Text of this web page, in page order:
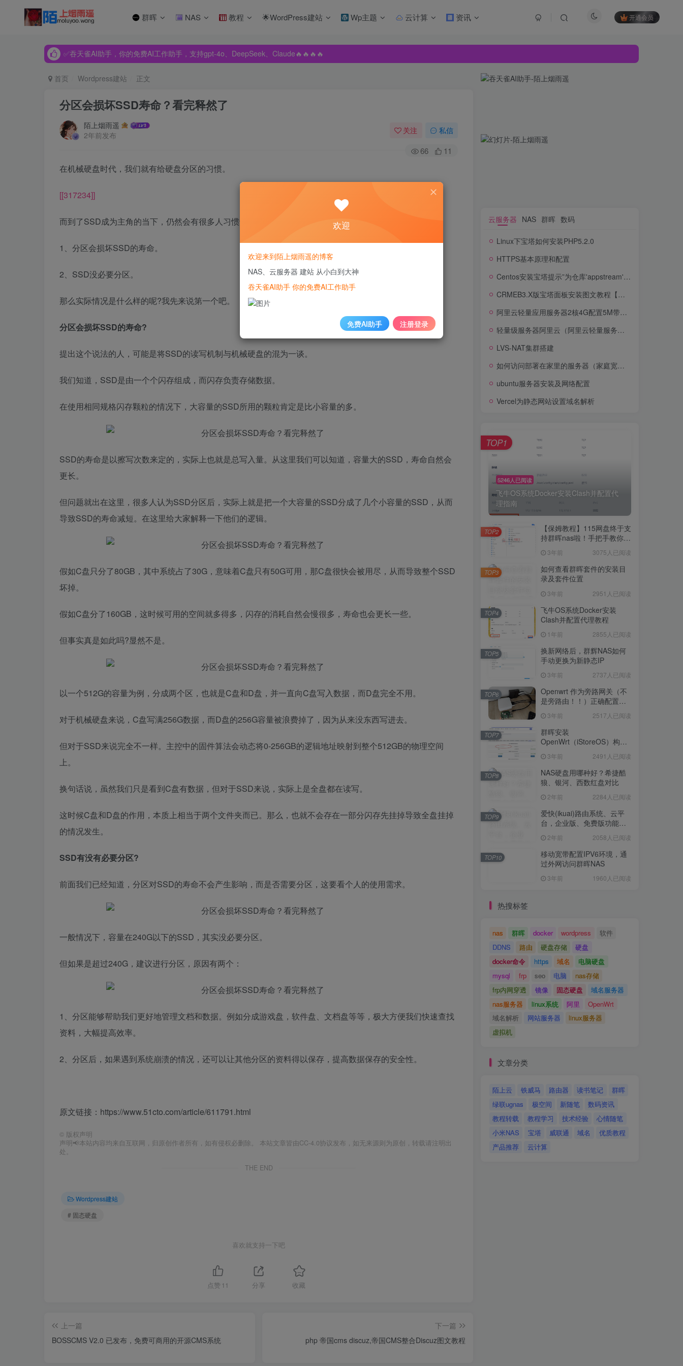
群晖 NAS 教程 🌟WordPress建站 Wp主题 云计算 资讯 开通会员
✅吞天雀AI助手，你的免费AI工作助手，支持gpt-4o、DeepSeek、Claude🔥🔥🔥🔥
✅吞天雀AI助手，你的免费AI工作助手，支持gpt-4o、DeepSeek、Claude🔥🔥🔥🔥
首页 Wordpress建站 正文
分区会损坏SSD寿命？看完释然了
陌上烟雨遥
2年前发布
关注 私信
66 11
在机械硬盘时代，我们就有给硬盘分区的习惯。
[[317234]]
而到了SSD成为主角的当下，仍然会有很多人习惯于分区。但对于SSD分区，现在却多了一些质疑的声音：
1、分区会损坏SSD的寿命。
2、SSD没必要分区。
那么实际情况是什么样的呢?我先来说第一个吧。
分区会损坏SSD的寿命?
提出这个说法的人，可能是将SSD的读写机制与机械硬盘的混为一谈。
我们知道，SSD是由一个个闪存组成，而闪存负责存储数据。
在使用相同规格闪存颗粒的情况下，大容量的SSD所用的颗粒肯定是比小容量的多。
SSD的寿命是以擦写次数来定的，实际上也就是总写入量。从这里我们可以知道，容量大的SSD，寿命自然会
更长。
但问题就出在这里，很多人认为SSD分区后，实际上就是把一个大容量的SSD分成了几个小容量的SSD，从而
导致SSD的寿命减短。在这里给大家解释一下他们的逻辑。
假如C盘只分了80GB，其中系统占了30G，意味着C盘只有50G可用，那C盘很快会被用尽，从而导致整个SSD
坏掉。
假如C盘分了160GB，这时候可用的空间就多得多，闪存的消耗自然会慢很多，寿命也会更长一些。
但事实真是如此吗?显然不是。
以一个512G的容量为例，分成两个区，也就是C盘和D盘，并一直向C盘写入数据，而D盘完全不用。
对于机械硬盘来说，C盘写满256G数据，而D盘的256G容量被浪费掉了，因为从来没东西写进去。
但对于SSD来说完全不一样。主控中的固件算法会动态将0-256GB的逻辑地址映射到整个512GB的物理空间
上。
换句话说，虽然我们只是看到C盘有数据，但对于SSD来说，实际上是全盘都在读写。
这时候C盘和D盘的作用，本质上相当于两个文件夹而已。那么，也就不会存在一部分闪存先挂掉导致全盘挂掉
的情况发生。
SSD有没有必要分区?
前面我们已经知道，分区对SSD的寿命不会产生影响，而是否需要分区，这要看个人的使用需求。
一般情况下，容量在240G以下的SSD，其实没必要分区。
但如果是超过240G，建议进行分区，原因有两个：
1、分区能够帮助我们更好地管理文档和数据。例如分成游戏盘，软件盘、文档盘等等，极大方便我们快速查找
资料，大幅提高效率。
2、分区后，如果遇到系统崩溃的情况，还可以让其他分区的资料得以保存，提高数据保存的安全性。
原文链接：https://www.51cto.com/article/611791.html
© 版权声明
声明📢本站内容均来自互联网，归原创作者所有，如有侵权必删除。 本站文章皆由CC-4.0协议发布，如无来源则为原创，转载请注明出
处。
THE END
Wordpress建站
# 固态硬盘
喜欢就支持一下吧
点赞 11 分享 收藏
上一篇
BOSSCMS V2.0 已发布，免费可商用的开源CMS系统
下一篇
php 帝国cms discuz,帝国CMS整合Discuz图文教程
云服务器 NAS 群晖 数码
Linux下宝塔如何安装PHP5.2.0
HTTPS基本原理和配置
Centos安装宝塔提示”为仓库'appstream'下载元数据失败”报错的解决方法
CRMEB3.X版宝塔面板安装图文教程【小白通俗易懂】
阿里云轻量应用服务器2核4G配置5M带宽优惠价格100元/年1100GB流量
轻量级服务器阿里云（阿里云轻量服务器配置）
LVS-NAT集群搭建
如何访问部署在家里的服务器（家庭宽带能够申请公网IP）
ubuntu服务器安装及网络配置
Vercel为静态网站设置域名解析
5246人已阅读
飞牛OS系统Docker安装Clash并配置代
理指南
TOP1
【保姆教程】115网盘终于支
持群晖nas啦！手把手教你群
盘！3年前 3075人已阅读
TOP2
如何查看群晖套件的安装目
录及套件位置
3年前 2951人已阅读
TOP3
飞牛OS系统Docker安装
Clash并配置代理教程
1年前 2855人已阅读
TOP4
换新网络后，群辉NAS如何
手动更换为新静态IP
3年前 2737人已阅读
TOP5
Openwrt 作为旁路网关（不
是旁路由！！）正确配置方
3年前 2517人已阅读
TOP6
群晖安装
OpenWrt（iStoreOS）构建
3年前 2491人已阅读
TOP7
NAS硬盘用哪种好？希捷酷
狼、银河、西数红盘对比
2年前 2284人已阅读
TOP8
爱快(ikuai)路由系统、云平
台，企业版、免费版功能对
2年前 2058人已阅读
TOP9
移动宽带配置IPV6环境，通
过外网访问群晖NAS
3年前 1960人已阅读
TOP10
热搜标签
nas 群晖 docker wordpress
软件
DDNS
路由 硬盘存储
硬盘
docker命令
https 域名
电脑硬盘
mysql
frp seo 电脑
nas存储
frp内网穿透
镜像 固态硬盘
域名服务器
nas服务器
linux系统 阿里
OpenWrt
域名解析
网站服务器
linux服务器
虚拟机
文章分类
陌上云 铁威马 路由器 读书笔记
群晖
绿联ugnas
极空间 新随笔
数码资讯
教程转载
教程学习 技术经验
心情随笔
小米NAS
宝塔 威联通 域名
优质教程
产品推荐
云计算
欢迎
欢迎来到陌上烟雨遥的博客
NAS、云服务器 建站 从小白到大神
吞天雀AI助手 你的免费AI工作助手
免费AI助手 注册登录